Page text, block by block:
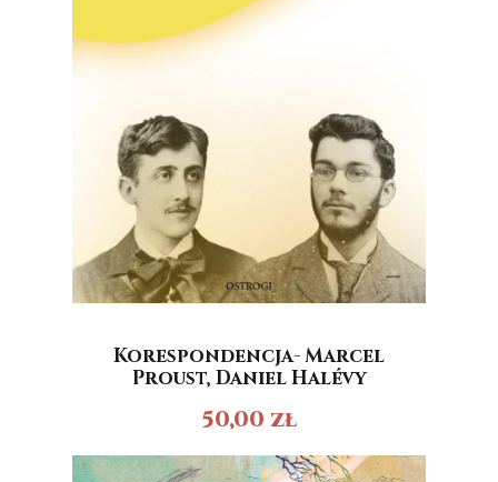
Korespondencja- Marcel
Proust, Daniel Halévy
50,00 zł